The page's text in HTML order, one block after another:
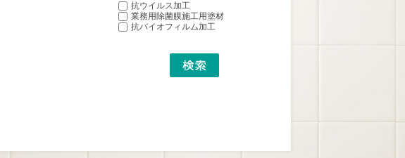
抗ウイルス加工
業務用除菌膜施工用塗材
抗バイオフィルム加工